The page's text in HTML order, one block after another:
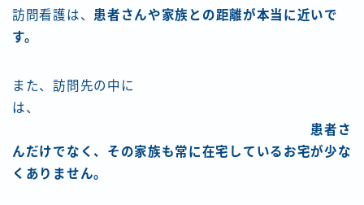
訪問看護は、 患者さんや家族との距離が本当に近いで
す。
また、訪問先の中に
は、
患者さ
んだけでなく、その家族も常に在宅しているお宅が少な
くありません。